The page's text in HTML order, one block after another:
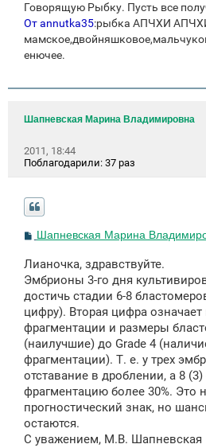
Говорящую Рыбку. Пусть все
От annutka35:рыбка АПЧХИ
енючее.
Шапневская Марина Владимировна
2011, 18:44
Поблагодарили: 37 раз
С
б
щ
н
и
Шапневская Марина
Лианочка, здравствуйте.
Эмбрионы 3-го дня
достичь стадии 6-8
цифру). Вторая цифра
фрагментации и размеры
(наилучшие) до Grade 4
фрагментации). Т. е. у трех
отставание в дроблении, а 8
фрагментацию более 30%. Это
прогностический знак, но
остаются.
С уважением, М.В. Шапневская